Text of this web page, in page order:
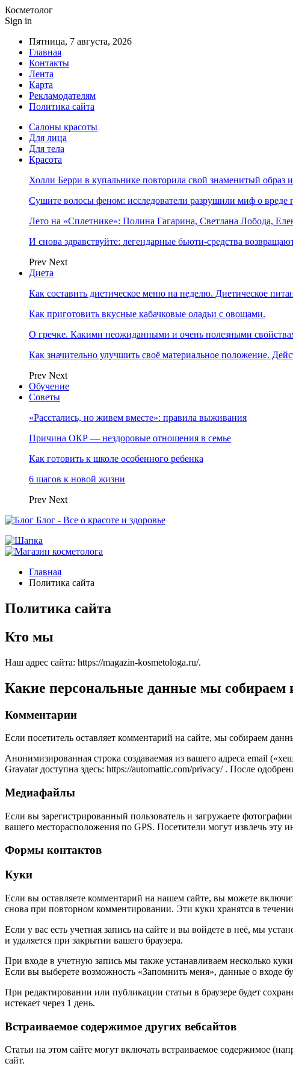
Косметолог
Sign in
Пятница, 7 августа, 2026
Главная
Контакты
Лента
Карта
Рекламодателям
Политика сайта
Салоны красоты
Для лица
Для тела
Красота
Холли Берри в купальнике повторила свой знаменитый
Сушите волосы феном: исследователи разрушили миф о вреде
Лето на «Сплетнике»: Полина Гагарина, Светлана Лобода,
И снова здравствуйте: легендарные бьюти-средства
Prev Next
Диета
Как составить диетическое меню на неделю. Диетическое
Как приготовить вкусные кабачковые оладьи с овощами.
О гречке. Какими неожиданными и очень полезными
Как значительно улучшить своё материальное положение.
Prev Next
Обучение
Советы
«Расстались, но живем вместе»: правила выживания
Причина ОКР — нездоровые отношения в семье
Как готовить к школе особенного ребенка
6 шагов к новой жизни
Prev Next
Блог - Все о красоте и здоровье
Главная
Политика сайта
Политика сайта
Кто мы
Наш адрес сайта: https://magazin-kosmetologa.ru/.
Какие персональные данные мы собираем
Комментарии
Если посетитель оставляет комментарий на сайте, мы собираем
Анонимизированная строка создаваемая из вашего адреса email
Gravatar доступна здесь: https://automattic.com/privacy/ . После
Медиафайлы
Если вы зарегистрированный пользователь и загружаете
вашего месторасположения по GPS. Посетители могут извлечь эту
Формы контактов
Куки
Если вы оставляете комментарий на нашем сайте, вы можете
снова при повторном комментировании. Эти куки хранятся в
Если у вас есть учетная запись на сайте и вы войдете в неё, мы
и удаляется при закрытии вашего браузера.
При входе в учетную запись мы также устанавливаем несколько
Если вы выберете возможность «Запомнить меня», данные о входе
При редактировании или публикации статьи в браузере будет
истекает через 1 день.
Встраиваемое содержимое других вебсайтов
Статьи на этом сайте могут включать встраиваемое содержимое
сайт.